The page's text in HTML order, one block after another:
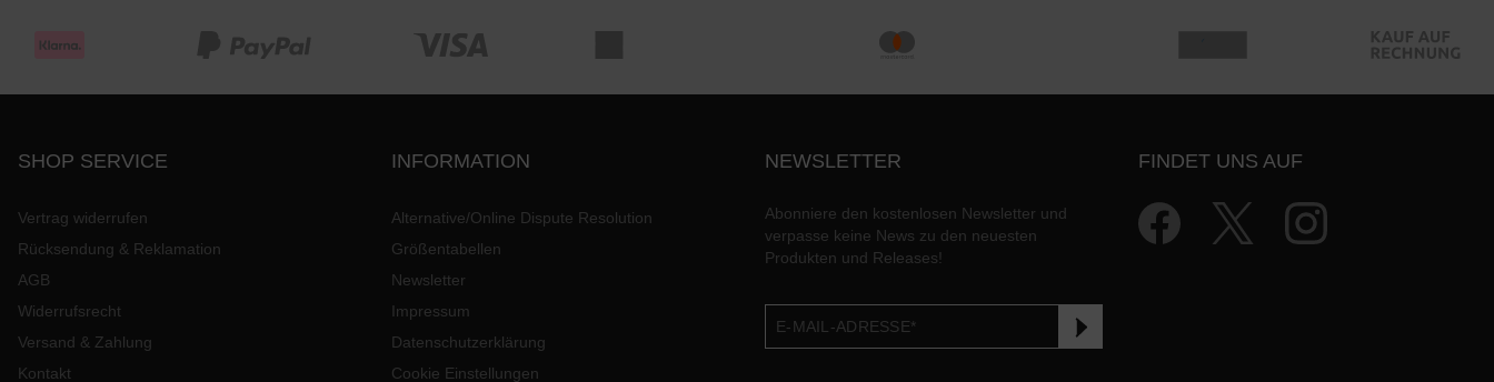
SHOP SERVICE
Vertrag widerrufen
Rücksendung & Reklamation
AGB
Widerrufsrecht
Versand & Zahlung
Kontakt
INFORMATION
Alternative/Online Dispute Resolution
Größentabellen
Newsletter
Impressum
Datenschutzerklärung
Cookie Einstellungen
NEWSLETTER
Abonniere den kostenlosen Newsletter und
verpasse keine News zu den neuesten
Produkten und Releases!
FINDET UNS AUF